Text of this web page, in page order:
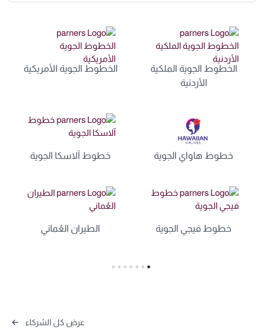
الخطوط الجوية الملكية
الأردنية
الخطوط الجوية الأمريكية
خطوط هاواي الجوية خطوط آلاسكا الجوية
خطوط فيجي الجوية الطيران العُماني
عرض كل الشركاء